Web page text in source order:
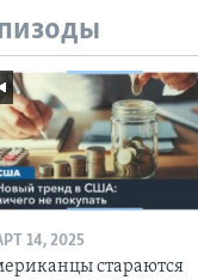
14, 2025
стараются